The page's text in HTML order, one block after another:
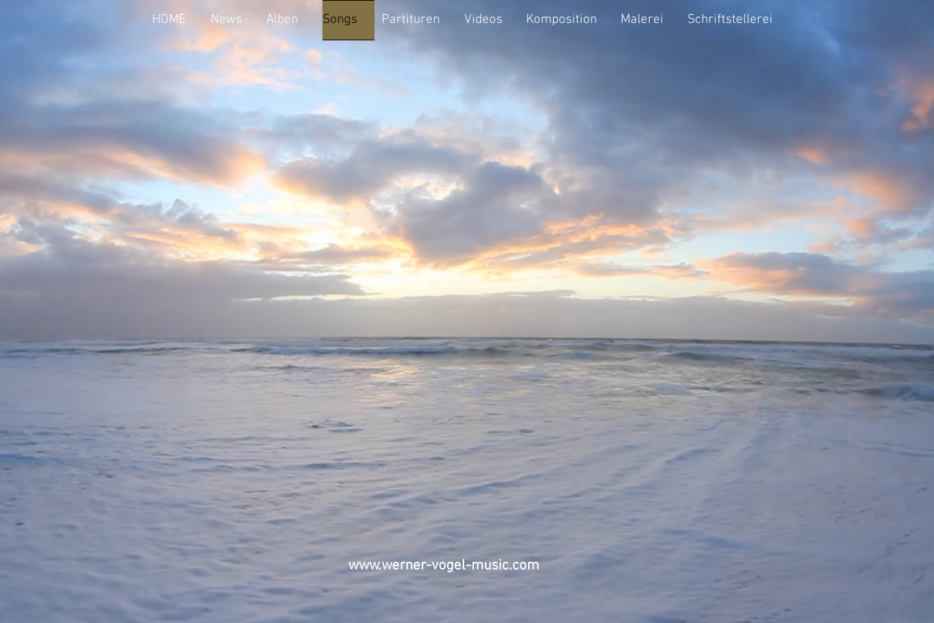
HOME News Alben Songs Partituren Videos Komposition Malerei Schriftstellerei
www.werner-vogel-music.com